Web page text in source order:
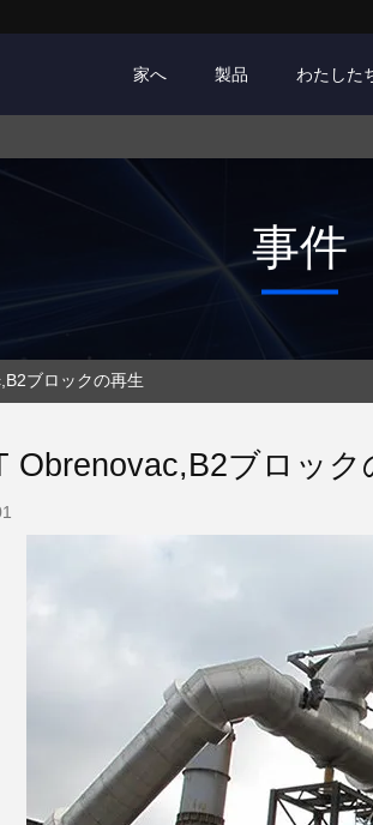
家へ 製品 わたした
事件
ブロックの再生
Obrenovac,B2ブロック